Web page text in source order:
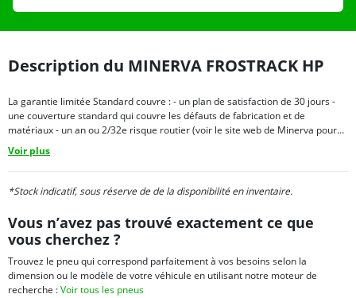
Description du MINERVA FROSTRACK HP
La garantie limitée Standard couvre : - un plan de satisfaction de 30 jours -
une couverture standard qui couvre les défauts de fabrication et de
matériaux - un an ou 2/32e risque routier (voir le site web de Minerva pour
les conditions et les détails)
Voir plus
*Stock indicatif, sous réserve de de la disponibilité en inventaire.
Vous n’avez pas trouvé exactement ce que
vous cherchez ?
Trouvez le pneu qui correspond parfaitement à vos besoins selon la
dimension ou le modèle de votre véhicule en utilisant notre moteur de
recherche :Voir tous les pneus